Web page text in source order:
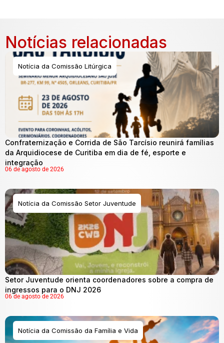
Notícias relacionadas
Notícia da Comissão Litúrgica
Confraternização e Corrida de São Tarcísio reunirá famílias
da Arquidiocese de Curitiba em dia de fé, esporte e
integração
06 de agosto de 2026
Notícia da Comissão Setor Juventude
Setor Juventude orienta coordenadores sobre a compra de
ingressos para o DNJ 2026
06 de agosto de 2026
Notícia da Comissão da Família e Vida